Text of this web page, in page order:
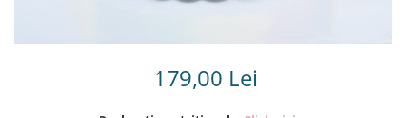
179,00 Lei